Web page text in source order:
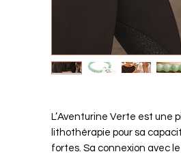
L’Aventurine Verte est une
lithothérapie pour sa
fortes. Sa connexion avec